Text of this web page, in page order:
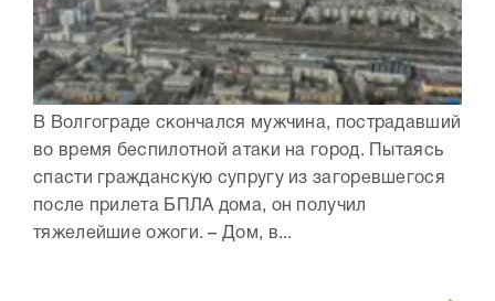
В Волгограде скончался мужчина, пострадавший
во время беспилотной атаки на город. Пытаясь
спасти гражданскую супругу из загоревшегося
после прилета БПЛА дома, он получил
тяжелейшие ожоги. – Дом, в...